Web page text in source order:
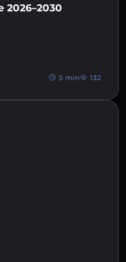
2026–2030
5 min 132